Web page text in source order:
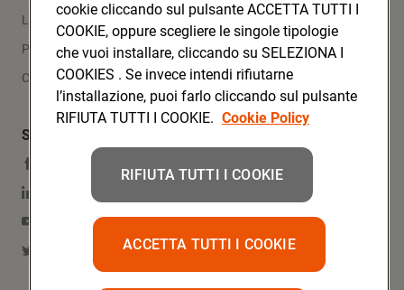
Lavora con noi
Press Area
Contatti
Social Media
cookie cliccando sul pulsante ACCETTA TUTTI I
COOKIE, oppure scegliere le singole tipologie
che vuoi installare, cliccando su SELEZIONA I
COOKIES . Se invece intendi rifiutarne
l’installazione, puoi farlo cliccando sul pulsante
RIFIUTA TUTTI I COOKIE. Cookie Policy
RIFIUTA TUTTI I COOKIE
ACCETTA TUTTI I COOKIE